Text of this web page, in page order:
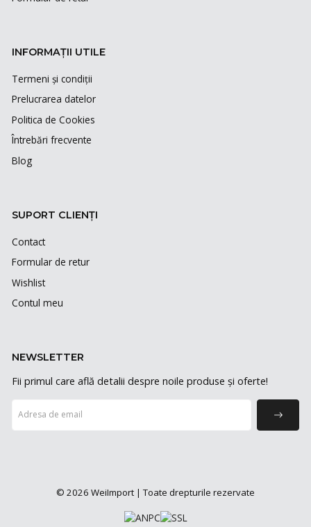
INFORMAȚII UTILE
Termeni și condiții
Prelucrarea datelor
Politica de Cookies
Întrebări frecvente
Blog
SUPORT CLIENȚI
Contact
Formular de retur
Wishlist
Contul meu
NEWSLETTER
Fii primul care află detalii despre noile produse și oferte!
© 2026 WeiImport | Toate drepturile rezervate